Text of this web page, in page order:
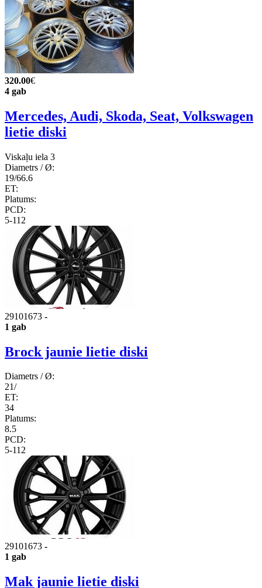
320.00€
4 gab
Mercedes, Audi, Skoda, Seat, Volkswagen
lietie diski
Viskaļu iela 3
Diametrs / Ø:
19/66.6
ET:
Platums:
PCD:
5-112
29101673 -
1 gab
Brock jaunie lietie diski
Diametrs / Ø:
21/
ET:
34
Platums:
8.5
PCD:
5-112
29101673 -
1 gab
Mak jaunie lietie diski